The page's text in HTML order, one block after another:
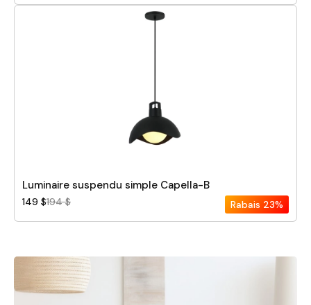
Luminaire suspendu simple Capella-B
149 $194 $ Rabais 23%